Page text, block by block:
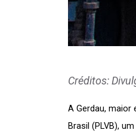
Créditos:
A Gerdau, maior
Brasil (PLVB),